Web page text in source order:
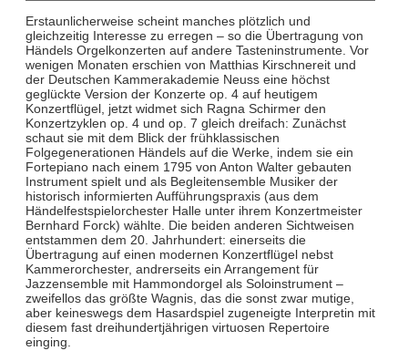
Erstaunlicherweise scheint manches plötzlich und
gleichzeitig Interesse zu erregen – so die Übertragung von
Händels Orgelkonzerten auf andere Tasteninstrumente. Vor
wenigen Monaten erschien von Matthias Kirschnereit und
der Deutschen Kammerakademie Neuss eine höchst
geglückte Version der Konzerte op. 4 auf heutigem
Konzertflügel, jetzt widmet sich Ragna Schirmer den
Konzertzyklen op. 4 und op. 7 gleich dreifach: Zunächst
schaut sie mit dem Blick der frühklassischen
Folgegenerationen Händels auf die Werke, indem sie ein
Fortepiano nach einem 1795 von Anton Walter gebauten
Instrument spielt und als Begleitensemble Musiker der
historisch informierten Aufführungspraxis (aus dem
Händelfestspielorchester Halle unter ihrem Konzertmeister
Bernhard Forck) wählte. Die beiden anderen Sichtweisen
entstammen dem 20. Jahrhundert: einerseits die
Übertragung auf einen modernen Konzertflügel nebst
Kammerorchester, andrerseits ein Arrangement für
Jazzensemble mit Hammondorgel als Soloinstrument –
zweifellos das größte Wagnis, das die sonst zwar mutige,
aber keineswegs dem Hasardspiel zugeneigte Interpretin mit
diesem fast dreihundertjährigen virtuosen Repertoire
einging.